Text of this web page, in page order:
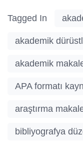
Tagged In
akademik
akademik
APA formatı
araştırma
bibliyografya